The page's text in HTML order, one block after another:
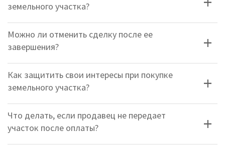
земельного участка?
Можно ли отменить сделку после ее
завершения?
Как защитить свои интересы при покупке
земельного участка?
Что делать, если продавец не передает
участок после оплаты?